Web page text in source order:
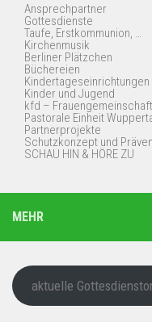
Ansprechpartner
Gottesdienste
Taufe, Erstkommunion, …
Kirchenmusik
Berliner Plätzchen
Büchereien
Kindertageseinrichtungen
Kinder und Jugend
kfd –
Pastorale Einheit
Partnerprojekte
Schutzkonzept und
SCHAU HIN & HÖRE ZU
MEHR
aktuelle